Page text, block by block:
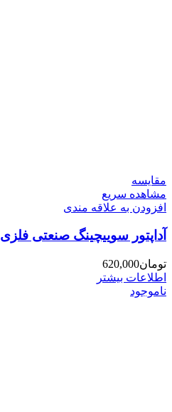
مقایسه
مشاهده سریع
افزودن به علاقه مندی
آداپتور سوییچینگ صنعتی فلزی 12 ولت 20 آمپر
تومان620,000
اطلاعات بیشتر
ناموجود